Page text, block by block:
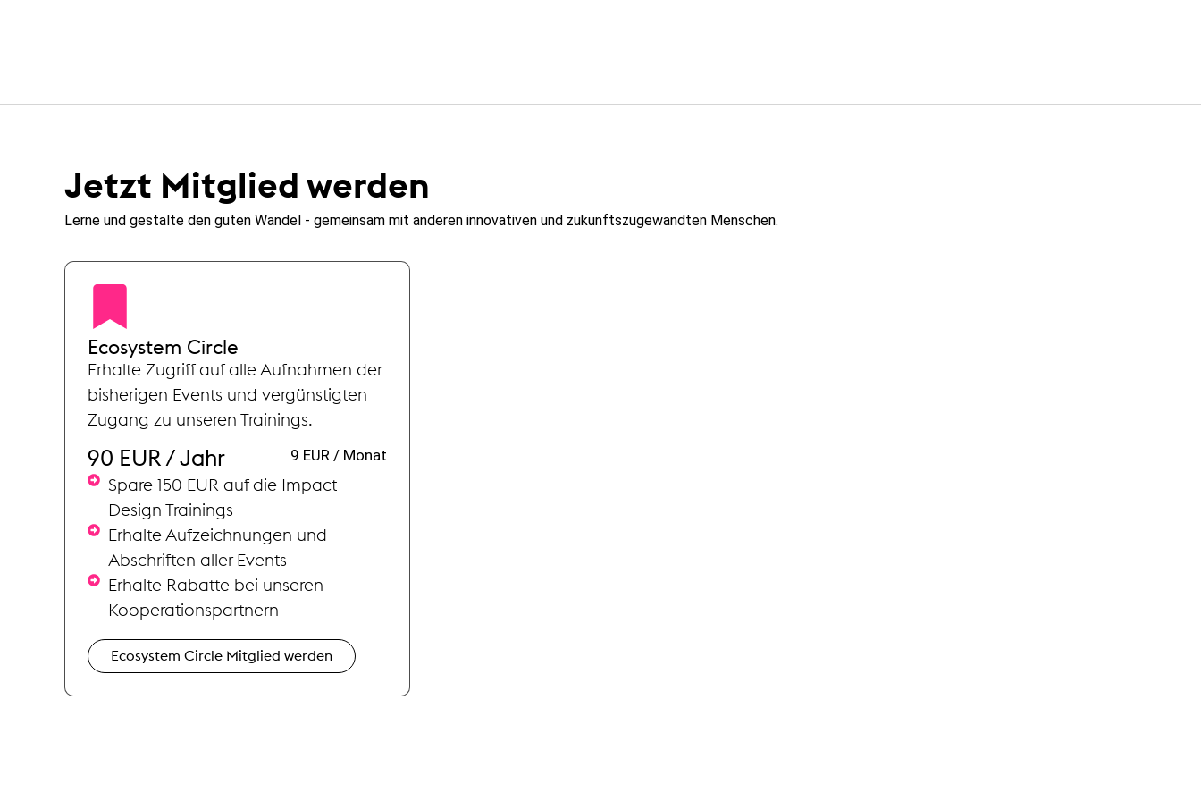
Jetzt Mitglied werden
Lerne und gestalte den guten Wandel - gemeinsam mit anderen innovativen und zukunftszugewandten Menschen.
Ecosystem Circle
Erhalte Zugriff auf alle Aufnahmen der
bisherigen Events und vergünstigten
Zugang zu unseren Trainings.
90 EUR / Jahr 9 EUR / Monat
Spare 150 EUR auf die Impact
Design Trainings
Erhalte Aufzeichnungen und
Abschriften aller Events
Erhalte Rabatte bei unseren
Kooperationspartnern
Ecosystem Circle Mitglied werden